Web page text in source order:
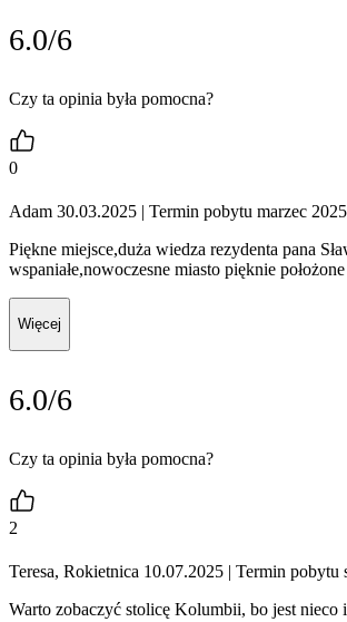
6.0/6
Czy ta opinia była pomocna?
0
Adam 30.03.2025 | Termin pobytu marzec 2025
Piękne miejsce,duża wiedza rezydenta pana
wspaniałe,nowoczesne miasto pięknie
Więcej
6.0/6
Czy ta opinia była pomocna?
2
Teresa, Rokietnica 10.07.2025 | Termin pobytu
Warto zobaczyć stolicę Kolumbii, bo jest nieco